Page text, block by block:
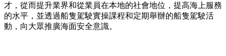
才，從而提升業界和從業員在本地的社會地位，提高海上服務
的水平，並透過船隻駕駛實操課程和定期舉辦的船隻駕駛活
動，向大眾推廣海面安全意識。